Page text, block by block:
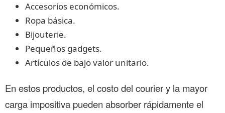
Accesorios económicos.
Ropa básica.
Bijouterie.
Pequeños gadgets.
Artículos de bajo valor unitario.
En estos productos, el costo del courier y la mayor
carga impositiva pueden absorber rápidamente el